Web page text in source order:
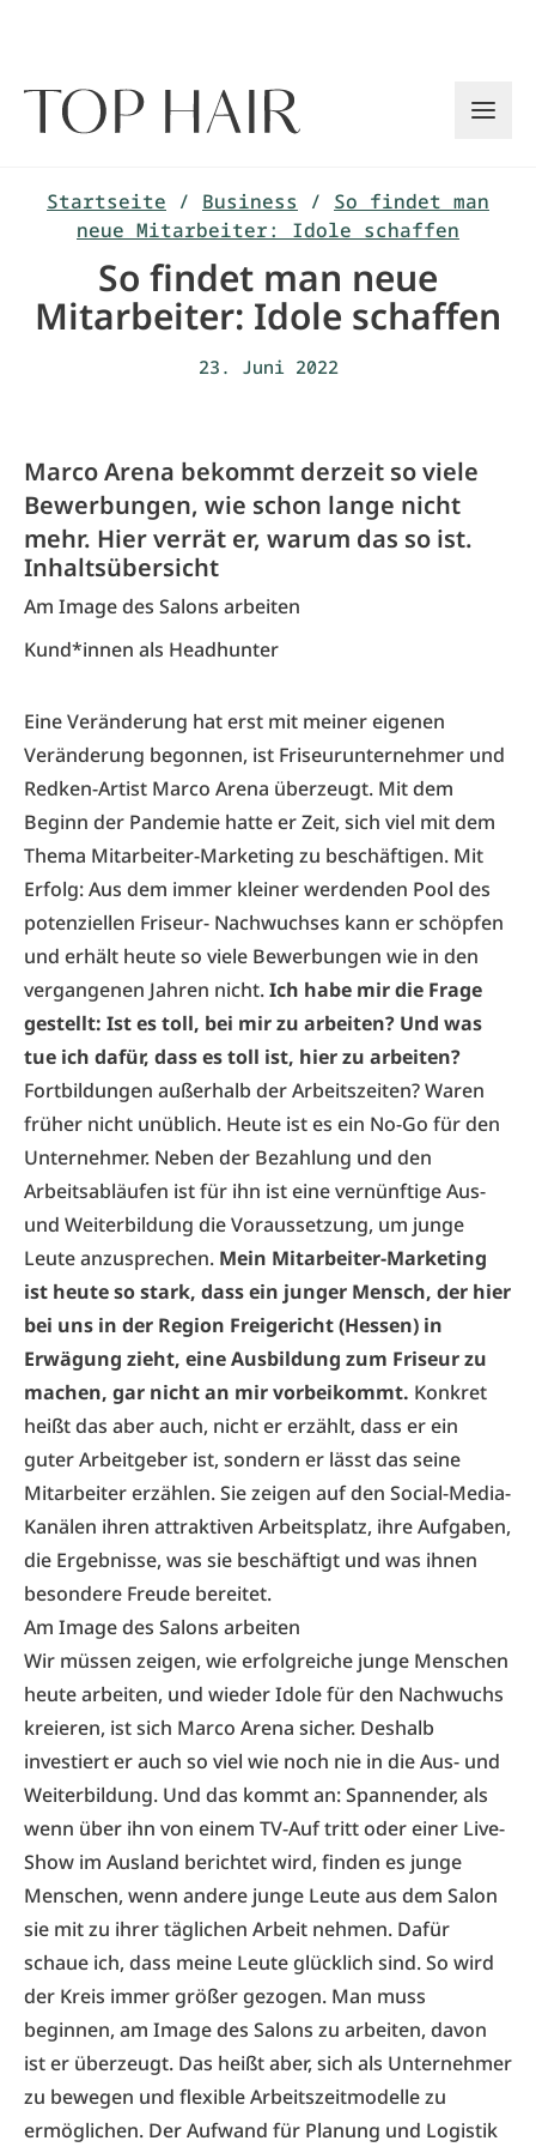
Startseite / Business / So findet man
neue Mitarbeiter: Idole schaffen
So findet man neue
Mitarbeiter: Idole schaffen
23. Juni 2022
Marco Arena bekommt derzeit so viele
Bewerbungen, wie schon lange nicht
mehr. Hier verrät er, warum das so ist.
Inhaltsübersicht
Am Image des Salons arbeiten
Kund*innen als Headhunter
Eine Veränderung hat erst mit meiner eigenen
Veränderung begonnen, ist Friseurunternehmer und
Redken-Artist Marco Arena überzeugt. Mit dem
Beginn der Pandemie hatte er Zeit, sich viel mit dem
Thema Mitarbeiter-Marketing zu beschäftigen. Mit
Erfolg: Aus dem immer kleiner werdenden Pool des
potenziellen Friseur- Nachwuchses kann er schöpfen
und erhält heute so viele Bewerbungen wie in den
vergangenen Jahren nicht.Ich habe mir die Frage
gestellt: Ist es toll, bei mir zu arbeiten? Und was
tue ich dafür, dass es toll ist, hier zu arbeiten?
Fortbildungen außerhalb der Arbeitszeiten? Waren
früher nicht unüblich. Heute ist es ein No-Go für den
Unternehmer. Neben der Bezahlung und den
Arbeitsabläufen ist für ihn ist eine vernünftige Aus-
und Weiterbildung die Voraussetzung, um junge
Leute anzusprechen. Mein Mitarbeiter-Marketing
ist heute so stark, dass ein junger Mensch, der hier
bei uns in der Region Freigericht (Hessen) in
Erwägung zieht, eine Ausbildung zum Friseur zu
machen, gar nicht an mir vorbeikommt. Konkret
heißt das aber auch, nicht er erzählt, dass er ein
guter Arbeitgeber ist, sondern er lässt das seine
Mitarbeiter erzählen. Sie zeigen auf den Social-Media-
Kanälen ihren attraktiven Arbeitsplatz, ihre Aufgaben,
die Ergebnisse, was sie beschäftigt und was ihnen
besondere Freude bereitet.
Am Image des Salons arbeiten
Wir müssen zeigen, wie erfolgreiche junge Menschen
heute arbeiten, und wieder Idole für den Nachwuchs
kreieren, ist sich Marco Arena sicher. Deshalb
investiert er auch so viel wie noch nie in die Aus- und
Weiterbildung. Und das kommt an: Spannender, als
wenn über ihn von einem TV-Auf tritt oder einer Live-
Show im Ausland berichtet wird, finden es junge
Menschen, wenn andere junge Leute aus dem Salon
sie mit zu ihrer täglichen Arbeit nehmen. Dafür
schaue ich, dass meine Leute glücklich sind. So wird
der Kreis immer größer gezogen. Man muss
beginnen, am Image des Salons zu arbeiten, davon
ist er überzeugt. Das heißt aber, sich als Unternehmer
zu bewegen und flexible Arbeitszeitmodelle zu
ermöglichen. Der Aufwand für Planung und Logistik